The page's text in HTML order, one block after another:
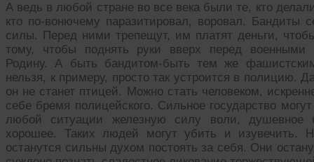
А ведь в любой стране во все века были те, кто
кто по-вонючему паразитировал, воровал. Бандиты
силы. Перед ними трепещут, им платят деньги,
тому, чтобы поднять руки вверх перед военными
Родину. А быть бандитом-быть тем же
нельзя, к примеру, просто так устроится в полицию.
он не станет птицей. Можно стать человеком,
себе бремя полицейского. Сильное государство
любой ситуации железную силу воли, душевное
хорошее. Таких людей могут убить и изувечить.
останутся сильны духом постоять за себя. Они